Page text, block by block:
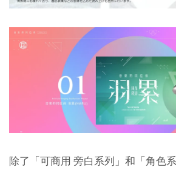
除了「可商用 旁白系列」和「角色